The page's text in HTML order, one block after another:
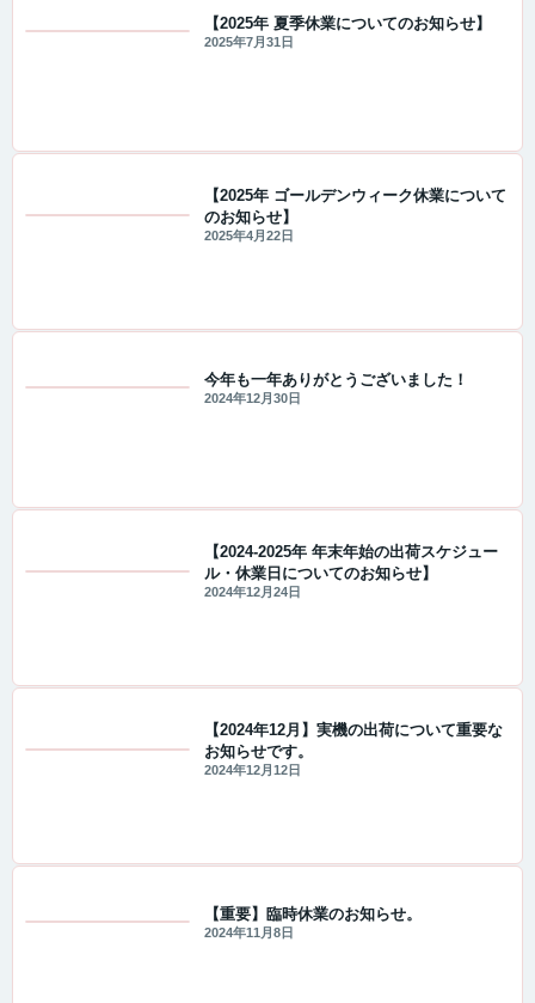
【2025年 夏季休業についてのお知らせ】
2025年7月31日
【2025年 ゴールデンウィーク休業について
のお知らせ】
2025年4月22日
今年も一年ありがとうございました！
2024年12月30日
【2024-2025年 年末年始の出荷スケジュー
ル・休業日についてのお知らせ】
2024年12月24日
【2024年12月】実機の出荷について重要な
お知らせです。
2024年12月12日
【重要】臨時休業のお知らせ。
2024年11月8日